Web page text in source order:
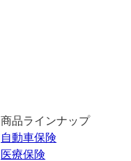
商品ラインナップ
自動車保険
医療保険